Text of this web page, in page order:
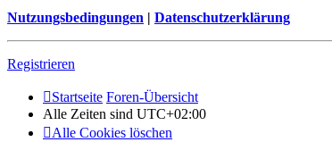
Nutzungsbedingungen | Datenschutzerklärung
Registrieren
Startseite Foren-Übersicht
Alle Zeiten sind UTC+02:00
Alle Cookies löschen